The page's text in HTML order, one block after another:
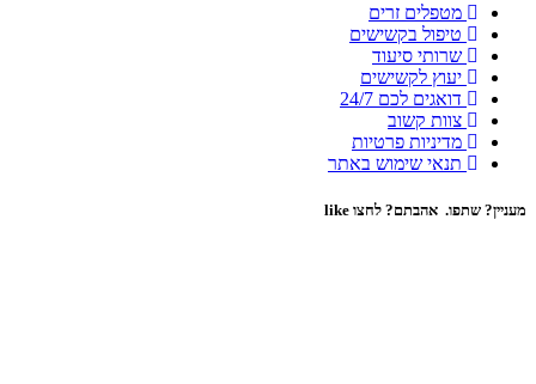
מטפלים זרים
טיפול בקשישים
שרותי סיעוד
יעוץ לקשישים
דואגים לכם 24/7
צוות קשוב
מדיניות פרטיות
תנאי שימוש באתר
מעניין? שתפו. אהבתם? לחצו like